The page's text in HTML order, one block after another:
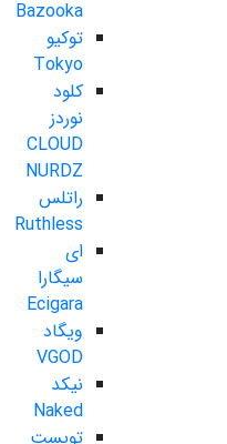
Bazooka
توکیو
Tokyo
کلود
نوردز
CLOUD
NURDZ
راتلس
Ruthless
ای
سیگارا
Ecigara
ویگاد
VGOD
نیکد
Naked
تویست